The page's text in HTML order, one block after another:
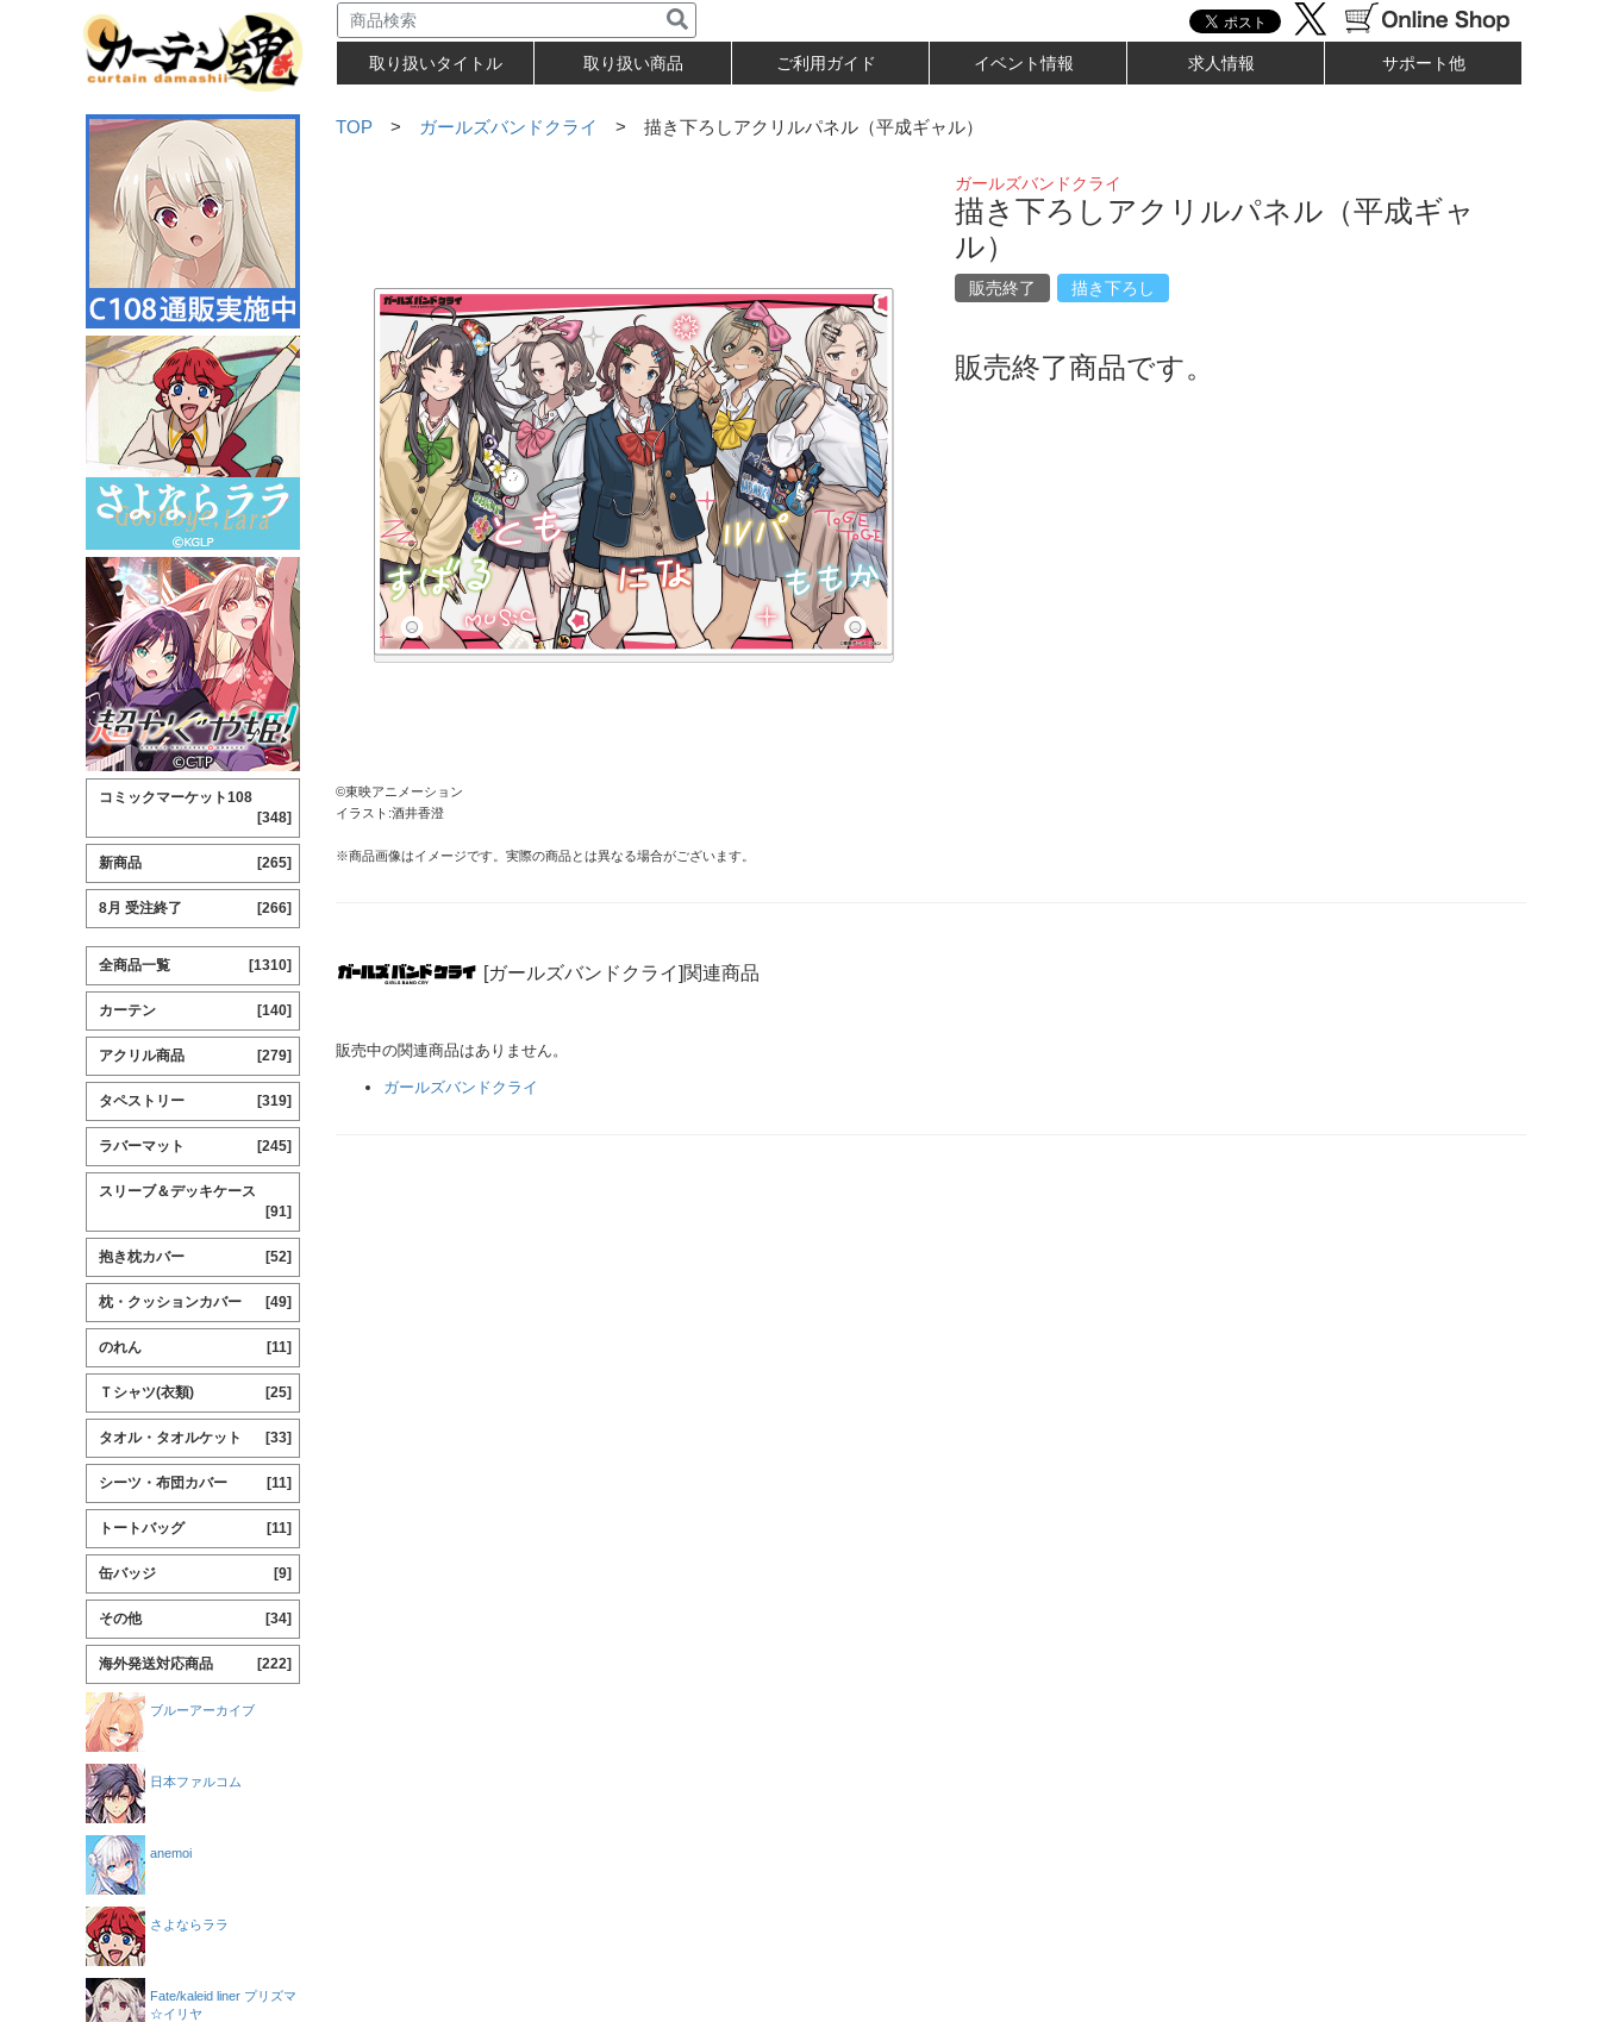
取り扱いタイトル 取り扱い商品 ご利用ガイド イベント情報 求人情報 サポート他
TOP > ガールズバンドクライ > 描き下ろしアクリルパネル（平成ギャル）
©東映アニメーション
イラスト:酒井香澄
※商品画像はイメージです。実際の商品とは異なる場合がございます。
ガールズバンドクライ
描き下ろしアクリルパネル（平成ギャ
ル）
販売終了 描き下ろし
販売終了商品です。
[ガールズバンドクライ]関連商品
販売中の関連商品はありません。
ガールズバンドクライ
コミックマーケット108
[348]
新商品 [265]
8月 受注終了 [266]
全商品一覧 [1310]
カーテン [140]
アクリル商品 [279]
タペストリー [319]
ラバーマット [245]
スリーブ＆デッキケース
[91]
抱き枕カバー [52]
枕・クッションカバー [49]
のれん [11]
Ｔシャツ(衣類) [25]
タオル・タオルケット [33]
シーツ・布団カバー [11]
トートバッグ [11]
缶バッジ [9]
その他 [34]
海外発送対応商品 [222]
ブルーアーカイブ
日本ファルコム
anemoi
さよならララ
Fate/kaleid liner プリズマ
☆イリヤ